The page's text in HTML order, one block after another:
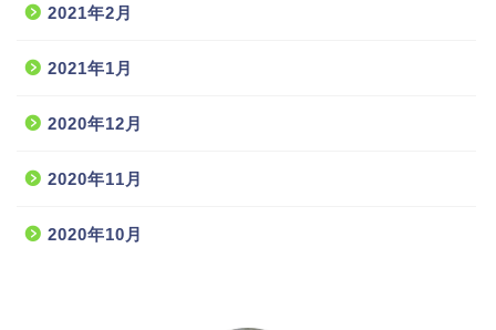
2021年2月
2021年1月
2020年12月
2020年11月
2020年10月